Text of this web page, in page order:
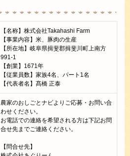
【名称】株式会社Takahashi Farm
【事業内容】米、豚肉の生産
【所在地】岐阜県揖斐郡揖斐川町上南方
991-1
【創業】1671年
【従業員数】家族4名、パート1名
【代表者名】髙橋 正泰
農家のおしごとナビよりご応募・お問い合
わせください。
お電話での連絡を希望される方は下記お問
合せ先までご連絡ください。
【問合せ先】